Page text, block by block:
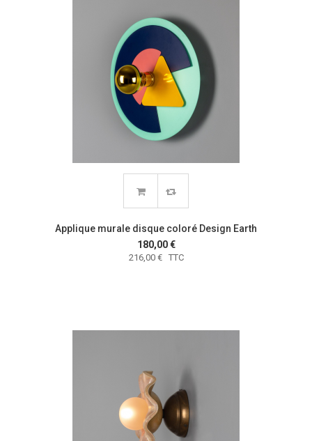
Applique murale disque coloré Design Earth
180,00 €
216,00 € TTC